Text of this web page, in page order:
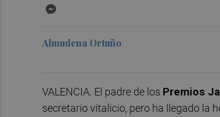
Almudena Ortuño
VALENCIA. El padre de los Premios
secretario vitalicio, pero ha llegado la